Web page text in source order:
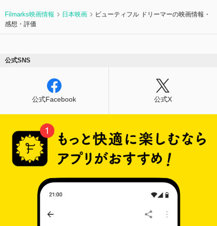
Filmarks映画情報 日本映画
ビューティフル ドリーマーの映画情報・
感想・評価
公式SNS
公式Facebook 公式X